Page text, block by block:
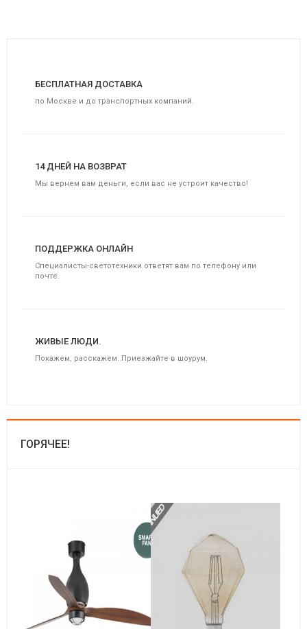
БЕСПЛАТНАЯ ДОСТАВКА
по Москве и до транспортных компаний.
14 ДНЕЙ НА ВОЗВРАТ
Мы вернем вам деньги, если вас не устроит качество!
ПОДДЕРЖКА ОНЛАЙН
Специалисты-светотехники ответят вам по телефону или
почте.
ЖИВЫЕ ЛЮДИ.
Покажем, расскажем. Приезжайте в шоурум.
ГОРЯЧЕЕ!